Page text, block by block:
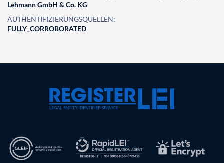
Lehmann GmbH & Co. KG
AUTHENTIFIZIERUNGSQUELLEN:
FULLY_CORROBORATED